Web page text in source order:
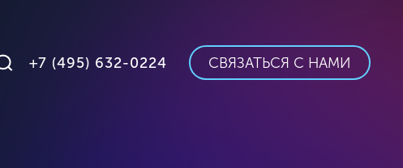
+7 (495) 632-0224 СВЯЗАТЬСЯ С НАМИ